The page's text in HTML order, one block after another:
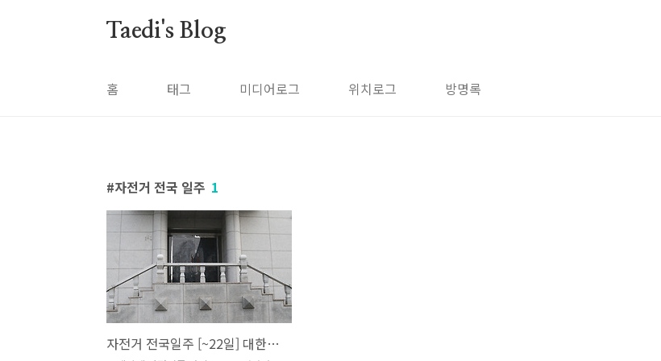
Taedi's Blog
홈 태그 미디어로그 위치로그 방명록
자전거 전국 일주 1
자전거 전국일주 [~22일] 대한민국 최고의 해맞이 장소 호미곶